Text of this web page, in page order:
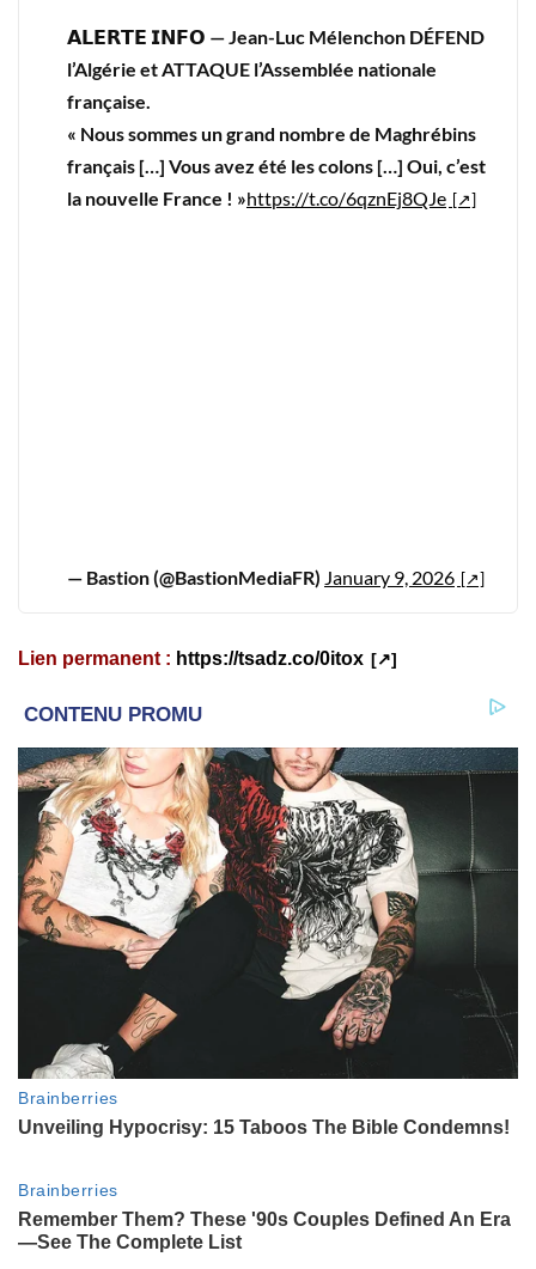
𝗔𝗟𝗘𝗥𝗧𝗘 𝗜𝗡𝗙𝗢 — Jean-Luc Mélenchon DÉFEND
l’Algérie et ATTAQUE l’Assemblée nationale
française.
« Nous sommes un grand nombre de Maghrébins
français […] Vous avez été les colons […] Oui, c’est
la nouvelle France ! »https://t.co/6qznEj8QJe
— Bastion (@BastionMediaFR) January 9, 2026
Lien permanent : https://tsadz.co/0itox